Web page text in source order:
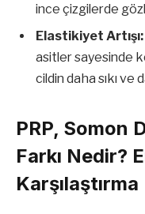
ince çizgilerde
Elastikiyet Artışı:
asitler sayesinde
cildin daha sıkı ve
PRP, Somon
Farkı Nedir?
Karşılaştırma